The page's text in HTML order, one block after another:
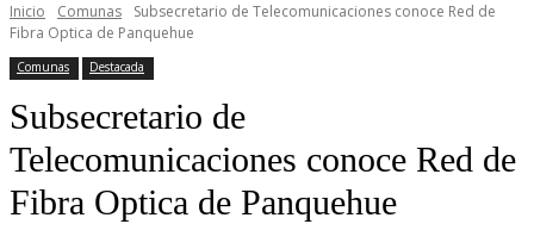
Inicio Comunas
Subsecretario de Telecomunicaciones conoce Red de
Fibra Optica de Panquehue
Comunas Destacada
Subsecretario de
Telecomunicaciones conoce Red de
Fibra Optica de Panquehue